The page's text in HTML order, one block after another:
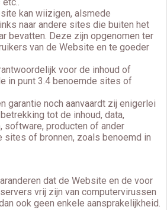
kan wiizigen, alsmede
naar andere sites die buiten het
bevatten. Deze zijn opgenomen ter
van de Website en te goeder
voor de inhoud of
in punt 3.4 benoemde sites of
garantie noch aanvaardt zij enigerlei
tot de inhoud, data,
software, producten of ander
sites of bronnen, zoals benoemd in
dat de Website en de voor
vrij zijn van computervirussen
ook geen enkele aansprakelijkheid.